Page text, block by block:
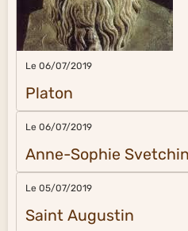
Le 06/07/2019
Platon
Le 06/07/2019
Anne-Sophie
Le 05/07/2019
Saint Augustin